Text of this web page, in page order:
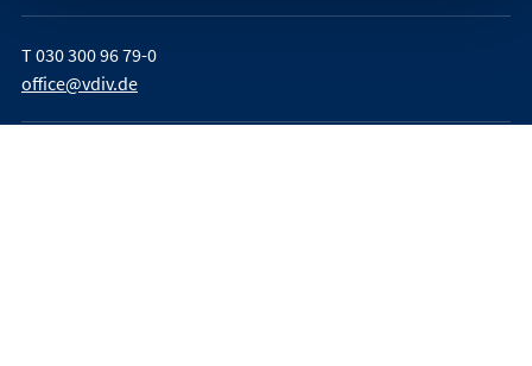
T030 300 96 79-0
office@vdiv.de